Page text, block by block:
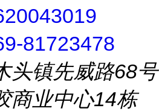
81723478
头镇先威路68号
商业中心14栋